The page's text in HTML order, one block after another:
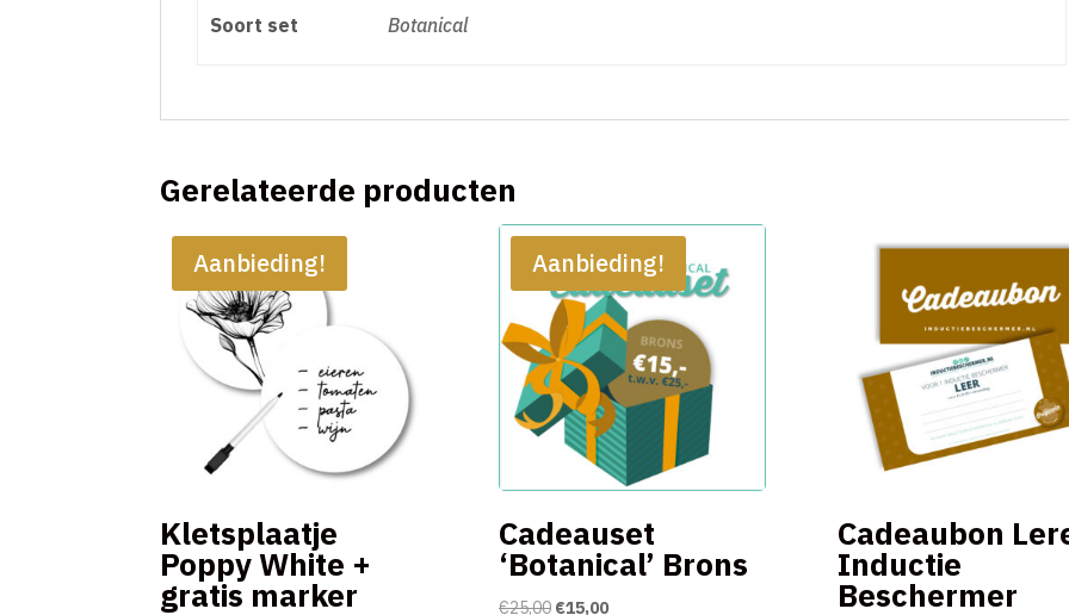
Soort set Botanical
Gerelateerde producten
Aanbieding!
Kletsplaatje
Poppy White +
gratis marker
Aanbieding!
Cadeauset
‘Botanical’ Brons
€25,00 Oorspronkelijke
€15,00Huidige
Cadeaubon
Inductie
Beschermer